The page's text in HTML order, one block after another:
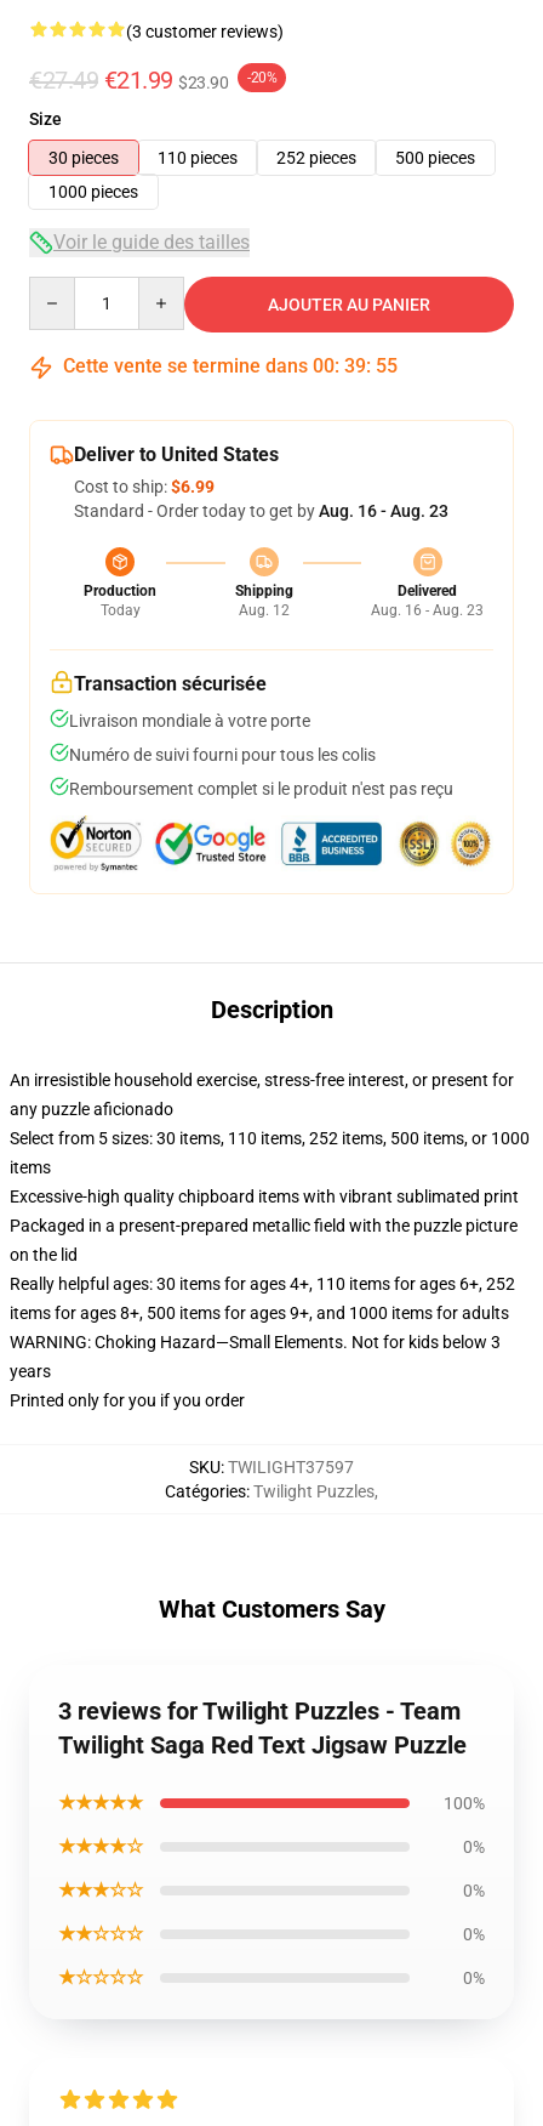
(3 customer reviews)
€27.49 €21.99 $23.90 -20%
Size
30 pieces
110 pieces 252 pieces
500 pieces
1000 pieces
Voir le guide des tailles
AJOUTER AU PANIER
Cette vente se termine dans 00: 39: 54
Deliver to United States
Cost to ship:$6.99
Standard - Order today to get byAug. 16 - Aug. 23
Production
Today
Shipping
Aug. 12
Delivered
Aug. 16 - Aug. 23
Transaction sécurisée
Livraison mondiale à votre porte
Numéro de suivi fourni pour tous les colis
Remboursement complet si le produit n'est pas reçu
Description
An irresistible household exercise, stress-free interest, or present for
any puzzle aficionado
Select from 5 sizes: 30 items, 110 items, 252 items, 500 items, or 1000
items
Excessive-high quality chipboard items with vibrant sublimated print
Packaged in a present-prepared metallic field with the puzzle picture
on the lid
Really helpful ages: 30 items for ages 4+, 110 items for ages 6+, 252
items for ages 8+, 500 items for ages 9+, and 1000 items for adults
WARNING: Choking Hazard—Small Elements. Not for kids below 3
years
Printed only for you if you order
SKU:TWILIGHT37597
Catégories:Twilight Puzzles,
What Customers Say
3 reviews for Twilight Puzzles - Team
Twilight Saga Red Text Jigsaw Puzzle
★★★★★ 100%
★★★★☆ 0%
★★★☆☆ 0%
★★☆☆☆ 0%
★☆☆☆☆ 0%